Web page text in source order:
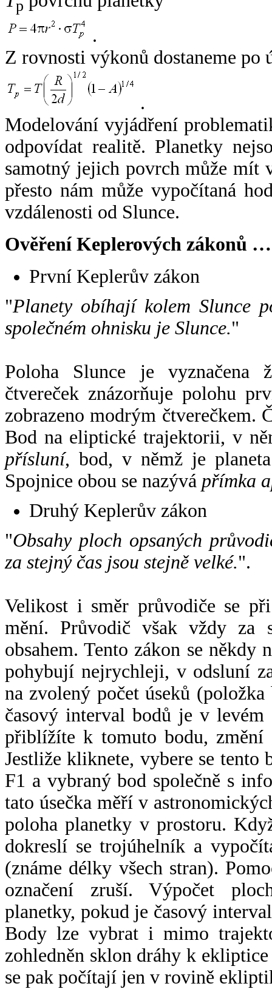
p
.
Z rovnosti výkonů dostaneme po
.
Modelování vyjádření
odpovídat realitě. Planetky
samotný jejich povrch může mít
přesto nám může vypočítaná
vzdálenosti od Slunce.
Ověření Keplerových zákonů …
První Keplerův zákon
"Planety obíhají kolem Slunce
společném ohnisku je Slunce."
Poloha Slunce je vyznačena
čtvereček znázorňuje polohu
zobrazeno modrým čtverečkem.
Bod na eliptické trajektorii, v
přísluní, bod, v němž je
Spojnice obou se nazývá přímka
Druhý Keplerův zákon
"Obsahy ploch opsaných
za stejný čas jsou stejně velké.".
Velikost i směr průvodiče se
mění. Průvodič však vždy za
obsahem. Tento zákon se někdy
pohybují nejrychleji, v odsluní
na zvolený počet úseků
časový interval bodů je v
přiblížíte k tomuto bodu,
Jestliže kliknete, vybere se tento
F1 a vybraný bod společně s
tato úsečka měří v
poloha planetky v prostoru.
dokreslí se trojúhelník a
(známe délky všech stran).
označení zruší. Výpočet
planetky, pokud je časový
Body lze vybrat i mimo
zohledněn sklon dráhy k
se pak počítají jen v rovině